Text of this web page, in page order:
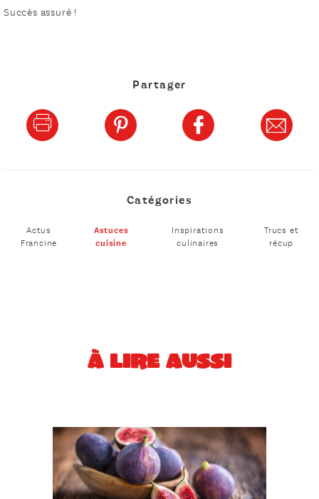
Succès assuré !
Partager
Catégories
Actus
Francine
Astuces
cuisine
Inspirations
culinaires
Trucs et
récup
À LIRE AUSSI